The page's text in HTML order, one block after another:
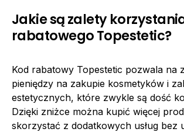
Jakie są zalety
rabatowego Topestetic?
Kod rabatowy Topestetic pozwala na
pieniędzy na zakupie kosmetyków i
estetycznych, które zwykle są dość
Dzięki zniżce można kupić więcej
skorzystać z dodatkowych usług bez